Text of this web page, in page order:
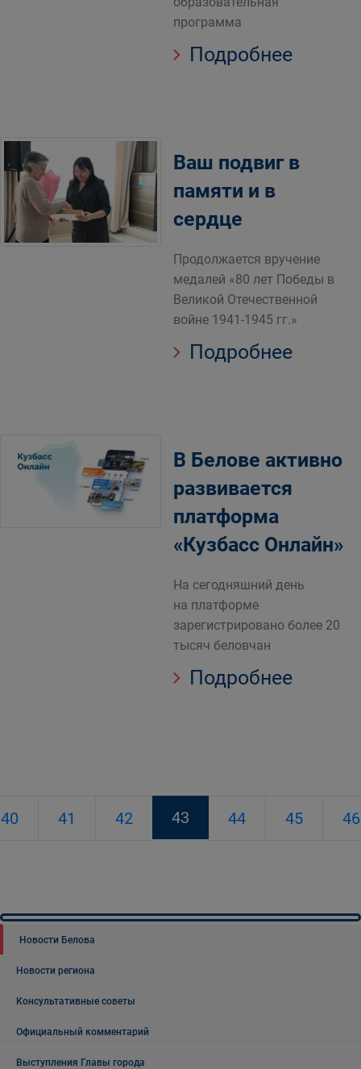
программа
Подробнее
Ваш подвиг в
памяти и в
сердце
Продолжается вручение
медалей «80 лет Победы в
Великой Отечественной
войне 1941-1945 гг.»
Подробнее
В Белове активно
развивается
платформа
«Кузбасс Онлайн»
На сегодняшний день
на платформе
зарегистрировано более 20
тысяч беловчан
Подробнее
40 41 42 43 44 45 46
Новости Белова
Новости региона
Консультативные советы
Официальный комментарий
Выступления Главы города